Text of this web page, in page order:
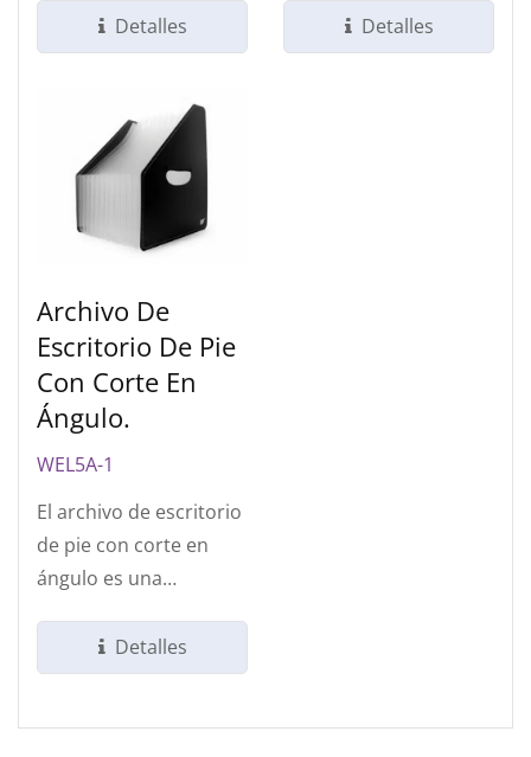
compartimentos...
Detalles
acordeón versátil...
Detalles
Archivo De
Escritorio De Pie
Con Corte En
Ángulo.
WEL5A-1
El archivo de escritorio
de pie con corte en
ángulo es una
organizativa
innovadora...
Detalles